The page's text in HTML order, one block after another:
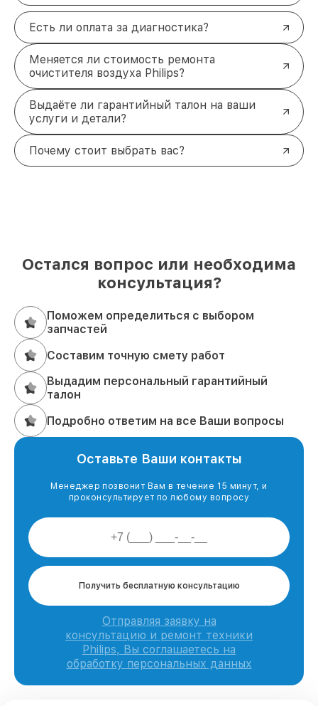
Есть ли оплата за диагностика?
Меняется ли стоимость ремонта
очистителя воздуха Philips?
Выдаёте ли гарантийный талон на ваши
услуги и детали?
Почему стоит выбрать вас?
Остался вопрос или необходима
консультация?
Поможем определиться с выбором
запчастей
Составим точную смету работ
Выдадим персональный гарантийный
талон
Подробно ответим на все Ваши вопросы
Оставьте Ваши контакты
Менеджер позвонит Вам в течение 15 минут, и
проконсультирует по любому вопросу
Получить бесплатную консультацию
Отправляя заявку на
консультацию и ремонт техники
Philips, Вы соглашаетесь на
обработку персональных данных